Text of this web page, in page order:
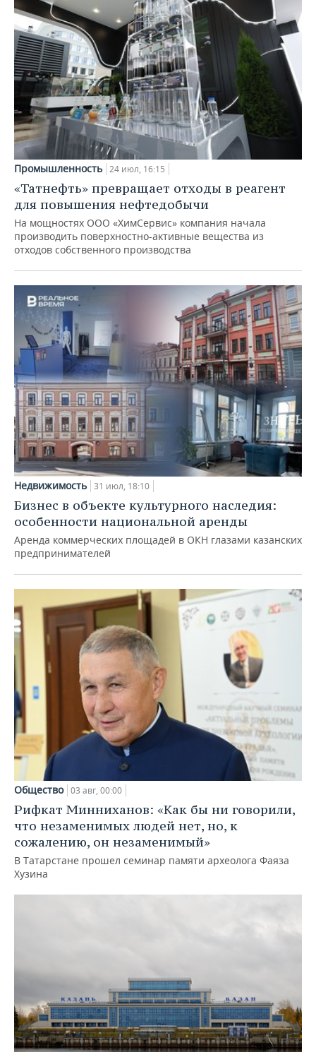
Промышленность 24 июл, 16:15
«Татнефть» превращает отходы в реагент
для повышения нефтедобычи
На мощностях ООО «ХимСервис» компания начала
производить поверхностно-активные вещества из
отходов собственного производства
Недвижимость 31 июл, 18:10
Бизнес в объекте культурного наследия:
особенности национальной аренды
Аренда коммерческих площадей в ОКН глазами казанских
предпринимателей
Общество 03 авг, 00:00
Рифкат Минниханов: «Как бы ни говорили,
что незаменимых людей нет, но, к
сожалению, он незаменимый»
В Татарстане прошел семинар памяти археолога Фаяза
Хузина